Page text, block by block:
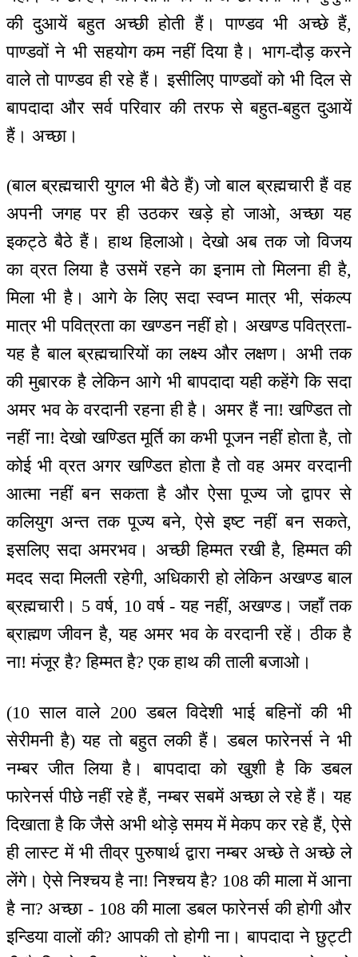
की दुआयें बहुत अच्छी होती हैं। पाण्डव भी अच्छे हैं,
पाण्डवों ने भी सहयोग कम नहीं दिया है। भाग-दौड़ करने
वाले तो पाण्डव ही रहे हैं। इसीलिए पाण्डवों को भी दिल से
बापदादा और सर्व परिवार की तरफ से बहुत-बहुत दुआयें
हैं। अच्छा।
(बाल ब्रह्मचारी युगल भी बैठे हैं) जो बाल ब्रह्मचारी हैं वह
अपनी जगह पर ही उठकर खड़े हो जाओ, अच्छा यह
इकट्ठे बैठे हैं। हाथ हिलाओ। देखो अब तक जो विजय
का व्रत लिया है उसमें रहने का इनाम तो मिलना ही है,
मिला भी है। आगे के लिए सदा स्वप्न मात्र भी, संकल्प
मात्र भी पवित्रता का खण्डन नहीं हो। अखण्ड पवित्रता-
यह है बाल ब्रह्मचारियों का लक्ष्य और लक्षण। अभी तक
की मुबारक है लेकिन आगे भी बापदादा यही कहेंगे कि सदा
अमर भव के वरदानी रहना ही है। अमर हैं ना! खण्डित तो
नहीं ना! देखो खण्डित मूर्ति का कभी पूजन नहीं होता है, तो
कोई भी व्रत अगर खण्डित होता है तो वह अमर वरदानी
आत्मा नहीं बन सकता है और ऐसा पूज्य जो द्वापर से
कलियुग अन्त तक पूज्य बने, ऐसे इष्ट नहीं बन सकते,
इसलिए सदा अमरभव। अच्छी हिम्मत रखी है, हिम्मत की
मदद सदा मिलती रहेगी, अधिकारी हो लेकिन अखण्ड बाल
ब्रह्मचारी। 5 वर्ष, 10 वर्ष - यह नहीं, अखण्ड। जहाँ तक
ब्राह्मण जीवन है, यह अमर भव के वरदानी रहें। ठीक है
ना! मंजूर है? हिम्मत है? एक हाथ की ताली बजाओ।
(10 साल वाले 200 डबल विदेशी भाई बहिनों की भी
सेरीमनी है) यह तो बहुत लकी हैं। डबल फारेनर्स ने भी
नम्बर जीत लिया है। बापदादा को खुशी है कि डबल
फारेनर्स पीछे नहीं रहे हैं, नम्बर सबमें अच्छा ले रहे हैं। यह
दिखाता है कि जैसे अभी थोड़े समय में मेकप कर रहे हैं, ऐसे
ही लास्ट में भी तीव्र पुरुषार्थ द्वारा नम्बर अच्छे ते अच्छे ले
लेंगे। ऐसे निश्चय है ना! निश्चय है? 108 की माला में आना
है ना? अच्छा - 108 की माला डबल फारेनर्स की होगी और
इन्डिया वालों की? आपकी तो होगी ना। बापदादा ने छुट्टी